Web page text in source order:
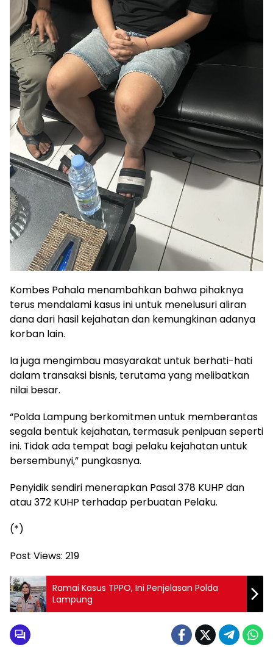
Kombes Pahala menambahkan bahwa pihaknya
terus mendalami kasus ini untuk menelusuri aliran
dana dari hasil kejahatan dan kemungkinan adanya
korban lain.
Ia juga mengimbau masyarakat untuk berhati-hati
dalam transaksi bisnis, terutama yang melibatkan
nilai besar.
“Polda Lampung berkomitmen untuk memberantas
segala bentuk kejahatan, termasuk penipuan seperti
ini. Tidak ada tempat bagi pelaku kejahatan untuk
bersembunyi,” pungkasnya.
Penyidik sendiri menerapkan Pasal 378 KUHP dan
atau 372 KUHP terhadap perbuatan Pelaku.
(*)
Post Views: 219
Ramai Kasus TPPO, Ini Penjelasan Polda
Lampung